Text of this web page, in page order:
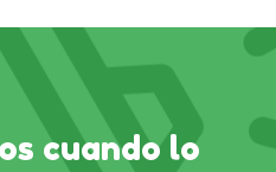
cuando lo